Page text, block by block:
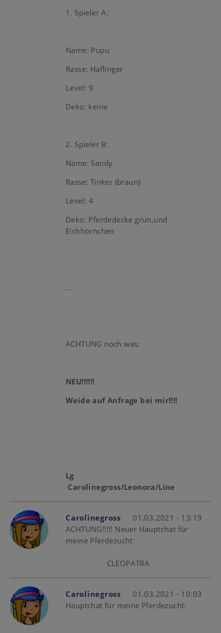
1. Spieler A:
Name: Pupu
Rasse: Haflinger
Level: 9
Deko: keine
2. Spieler B:
Name: Sandy
Rasse: Tinker (braun)
Level: 4
Deko: Pferdedecke grün,und
Eichhörnchen
...
ACHTUNG noch was:
NEU!!!!!!
Weide auf Anfrage bei mir!!!!
Lg
Carolinegross/Leonora/Line
Carolinegross
01.03.2021 - 13:19
ACHTUNG!!!!! Neuer Hauptchat für
meine Pferdezucht:
CLEOPATRA
Carolinegross
01.03.2021 - 10:03
Hauptchat für meine Pferdezucht: